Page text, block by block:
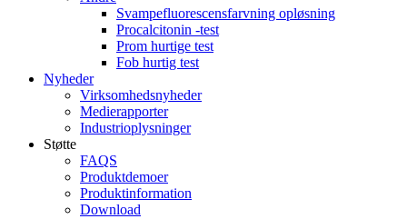
Svampefluorescensfarvning opløsning
Procalcitonin -test
Prom hurtige test
Fob hurtig test
Nyheder
Virksomhedsnyheder
Medierapporter
Industrioplysninger
Støtte
FAQS
Produktdemoer
Produktinformation
Download